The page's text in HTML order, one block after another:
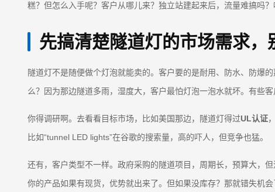
糕？但怎么入手呢？客户从哪儿来？独立站建起来后，流量难搞吗
先搞清楚隧道灯的市场需求，
隧道灯不是随便做个灯泡就能卖的。客户要的是耐用、防水、防爆
么？因为那边隧道多雨，湿度大，客户最怕灯泡一泡水就坏。有些
你得调研啊。去看看目标市场，比如美国那边，隧道灯得过UL认证
比如“tunnel LED lights”在谷歌的搜索量，高的吓人，但竞争也猛。
还有，客户类型不一样。政府采购的隧道项目，周期长，预算大，
你的产品如果有现货，优势就出来了。但如果没库存？那就错失机会